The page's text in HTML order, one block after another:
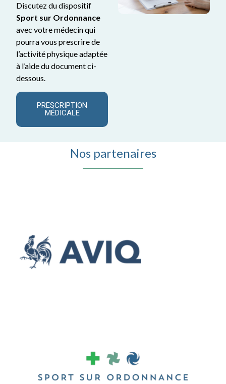
Discutez du dispositif
Sport sur Ordonnance
avec votre médecin qui
pourra vous prescrire de
l’activité physique adaptée
à l’aide du document ci-
dessous.
PRESCRIPTION
MÉDICALE
Nos partenaires